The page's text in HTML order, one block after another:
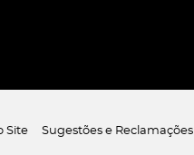
Site Sugestões e Reclamações